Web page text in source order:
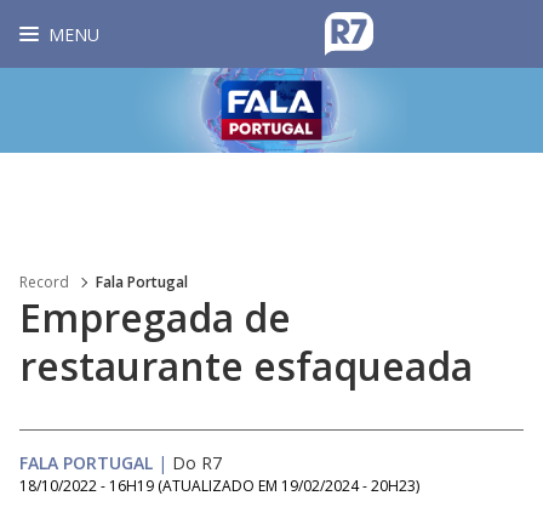
MENU
Record Fala Portugal
Empregada de
restaurante esfaqueada
FALA PORTUGAL | Do R7
18/10/2022 - 16H19 (ATUALIZADO EM 19/02/2024 - 20H23)